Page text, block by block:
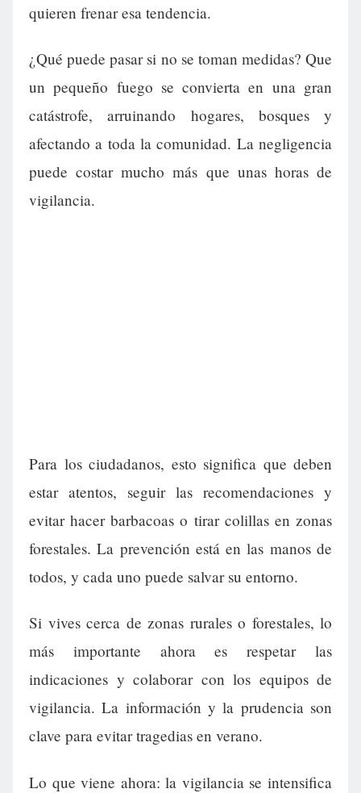
quieren frenar esa tendencia.
¿Qué puede pasar si no se toman medidas? Que
un pequeño fuego se convierta en una gran
catástrofe, arruinando hogares, bosques y
afectando a toda la comunidad. La negligencia
puede costar mucho más que unas horas de
vigilancia.
Para los ciudadanos, esto significa que deben
estar atentos, seguir las recomendaciones y
evitar hacer barbacoas o tirar colillas en zonas
forestales. La prevención está en las manos de
todos, y cada uno puede salvar su entorno.
Si vives cerca de zonas rurales o forestales, lo
más importante ahora es respetar las
indicaciones y colaborar con los equipos de
vigilancia. La información y la prudencia son
clave para evitar tragedias en verano.
Lo que viene ahora: la vigilancia se intensifica